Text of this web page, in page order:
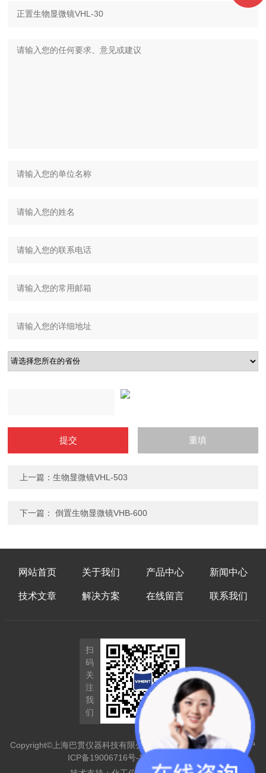
上一篇：生物显微镜VHL-503
下一篇：倒置生物显微镜VHB-600
网站首页 关于我们 产品中心 新闻中心
技术文章 解决方案 在线留言 联系我们
扫
码
关
注
我
们
Copyright©上海巴贯仪器科技有限公司2022版权所有备案号：沪
ICP备19006716号-1